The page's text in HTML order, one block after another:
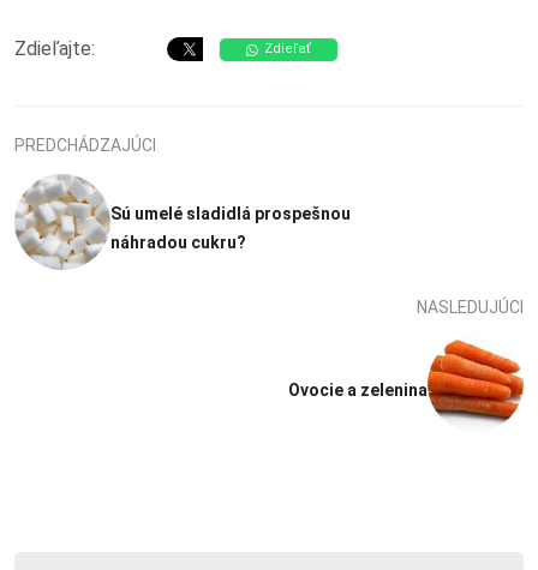
Zdieľajte: Zdieľať
PREDCHÁDZAJÚCI
Sú umelé sladidlá prospešnou
náhradou cukru?
NASLEDUJÚCI
Ovocie a zelenina